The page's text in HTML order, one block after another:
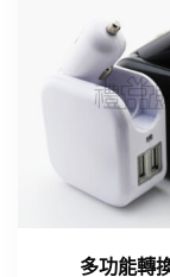
多功能轉